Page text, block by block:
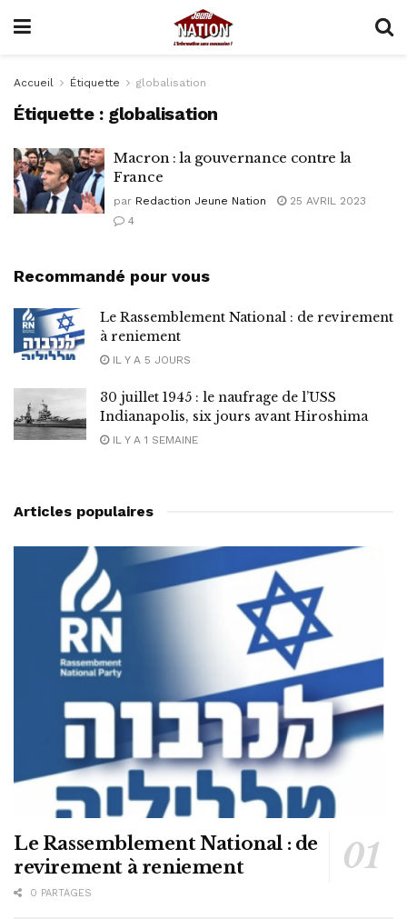
Accueil Étiquette globalisation
Étiquette : globalisation
Macron : la gouvernance contre la
France
par Redaction Jeune Nation
25 AVRIL 2023
4
Recommandé pour vous
Le Rassemblement National : de revirement
à reniement
IL Y A 5 JOURS
30 juillet 1945 : le naufrage de l’USS
Indianapolis, six jours avant Hiroshima
IL Y A 1 SEMAINE
Articles populaires
Le Rassemblement National : de
revirement à reniement
0 PARTAGES